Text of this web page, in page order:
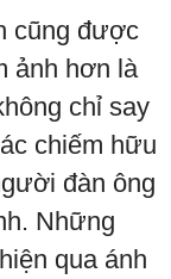
cũng được
ảnh hơn là
chỉ say
chiếm hữu
đàn ông
Những
qua ánh